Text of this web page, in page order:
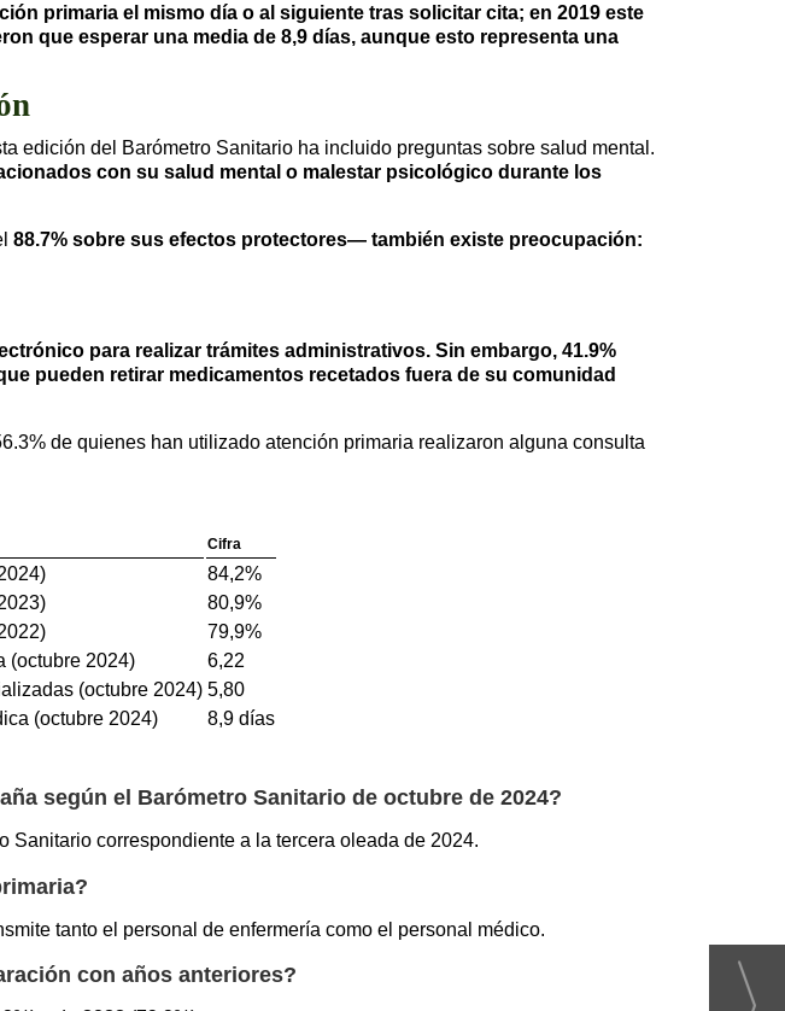
primaria el mismo día o al siguiente tras solicitar cita; en 2019 este
que esperar una media de 8,9 días, aunque esto representa una
edición del Barómetro Sanitario ha incluido preguntas sobre salud mental.
con su salud mental o malestar psicológico durante los
88.7% sobre sus efectos protectores— también existe preocupación:
para realizar trámites administrativos. Sin embargo, 41.9%
pueden retirar medicamentos recetados fuera de su comunidad
de quienes han utilizado atención primaria realizaron alguna consulta
Cifra
84,2%
80,9%
79,9%
(octubre 2024)
6,22
(octubre 2024) 5,80
(octubre 2024)
8,9 días
según el Barómetro Sanitario de octubre de 2024?
Sanitario correspondiente a la tercera oleada de 2024.
tanto el personal de enfermería como el personal médico.
con años anteriores?